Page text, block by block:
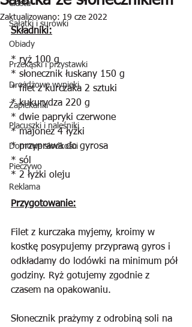
Ciasta
Sałatki i surówki
Obiady
Przekąski i przystawki
Drożdżowe wypieki
Zapiekanki
Placuszki i naleśniki
Domowe słodkości
Pieczywo
Reklama
Zaktualizowano: 19 cze 2022
Składniki:
* ryż 100 g
* słonecznik łuskany 150 g
* filet z kurczaka 2 sztuki
* kukurydza 220 g
* dwie papryki czerwone
* majonez 4 łyżki
* przyprawa do gyrosa
* sól
* 2 łyżki oleju
Przygotowanie:
Filet z kurczaka myjemy, kroimy w
kostkę posypujemy przyprawą gyros i
odkładamy do lodówki na minimum pół
godziny. Ryż gotujemy zgodnie z
czasem na opakowaniu.
Słonecznik prażymy z odrobiną soli na